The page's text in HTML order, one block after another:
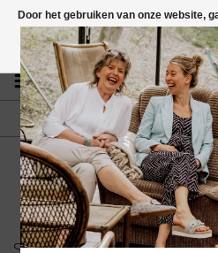
Vragen? App naar
GRATIS VERZENDING NL
Vanaf € 75,-
fdad
Door het gebruiken van onze website,
cookies om onze website te
Meer over